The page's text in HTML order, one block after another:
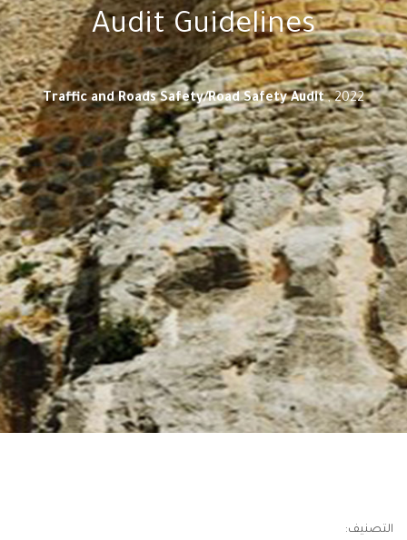
Audit Guidelines
Traffic and Roads Safety/Road Safety Audit ‫‬, 2022
التصنيف: